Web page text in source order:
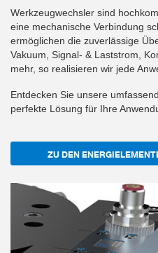
Werkzeugwechsler sind
eine mechanische Verbindung
ermöglichen die zuverlässige
Vakuum, Signal- & Laststrom,
mehr, so realisieren wir jede
Entdecken Sie unsere
perfekte Lösung für Ihre
ZU DEN